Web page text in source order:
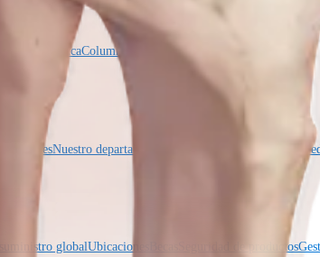
cardiotorácicaColumna vertebral Imagen y resección
Nuestro departamento de educación médica
globalUbicaciones Seguridad de productos